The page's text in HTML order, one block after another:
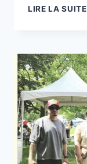
LIRE LA SUITE